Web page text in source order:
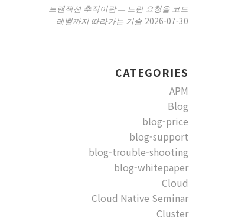
트랜잭션 추적이란 — 느린 요청을 코드
레벨까지 따라가는 기술 2026-07-30
CATEGORIES
APM
Blog
blog-price
blog-support
blog-trouble-shooting
blog-whitepaper
Cloud
Cloud Native Seminar
Cluster